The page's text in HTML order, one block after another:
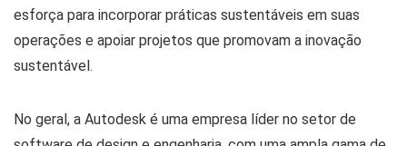
esforça para incorporar práticas sustentáveis em suas
operações e apoiar projetos que promovam a inovação
sustentável.
No geral, a Autodesk é uma empresa líder no setor de